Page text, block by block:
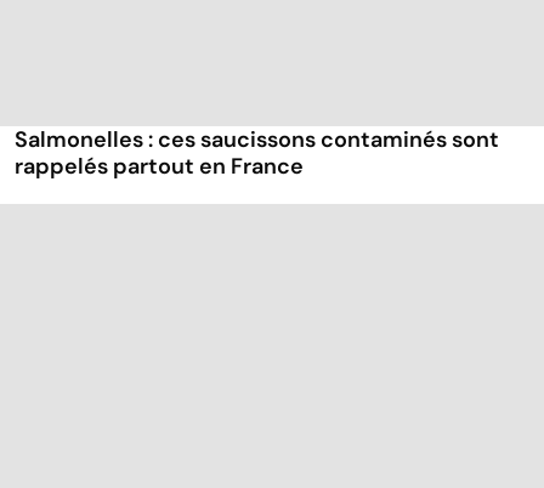
Salmonelles : ces saucissons contaminés sont
rappelés partout en France